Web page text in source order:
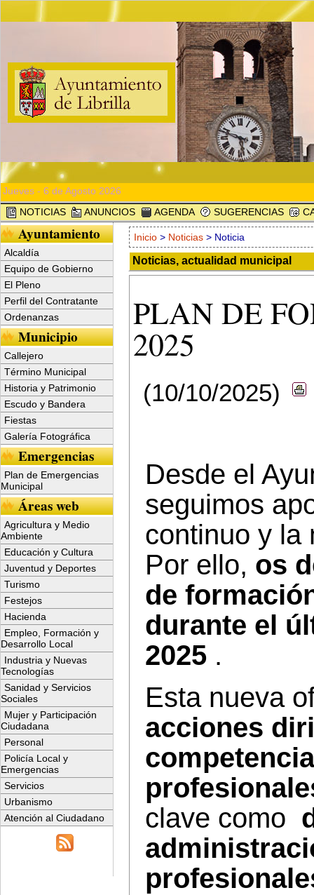
Jueves - 6 de Agosto 2026
NOTICIAS
ANUNCIOS AGENDA SUGERENCIAS
Ayuntamiento
Alcaldía
Equipo de Gobierno
El Pleno
Perfil del Contratante
Ordenanzas
Municipio
Callejero
Término Municipal
Historia y Patrimonio
Escudo y Bandera
Fiestas
Galería Fotográfica
Emergencias
Plan de Emergencias
Municipal
Áreas web
Agricultura y Medio
Ambiente
Educación y Cultura
Juventud y Deportes
Turismo
Festejos
Hacienda
Empleo, Formación y
Desarrollo Local
Industria y Nuevas
Tecnologías
Sanidad y Servicios
Sociales
Mujer y Participación
Ciudadana
Personal
Policía Local y
Emergencias
Servicios
Urbanismo
Atención al Ciudadano
Inicio> Noticias > Noticia
Noticias, actualidad municipal
PLAN DE
2025
(10/10/2025)
Desde el
seguimos
continuo y la
Por ello, os
de
durante el
2025 .
Esta nueva
acciones
clave como